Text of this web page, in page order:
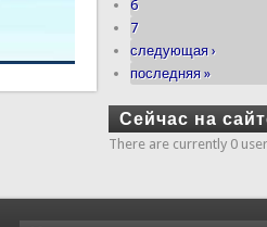
6
7
следующая ›
последняя »
Сейчас на
There are currently 0